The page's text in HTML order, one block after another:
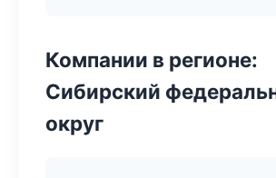
Компании в регионе:
Сибирский
округ